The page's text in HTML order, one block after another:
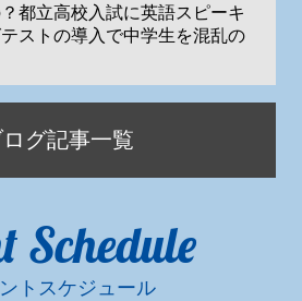
都立高校入試に英語スピーキ
ストの導入で中学生を混乱の
グ記事一覧
Schedule
トスケジュール